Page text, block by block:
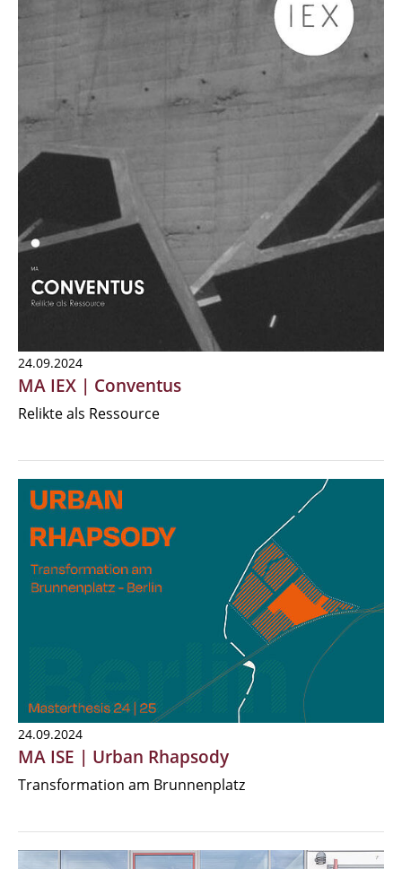
24.09.2024
MA IEX | Conventus
Relikte als Ressource
24.09.2024
MA ISE | Urban Rhapsody
Transformation am Brunnenplatz